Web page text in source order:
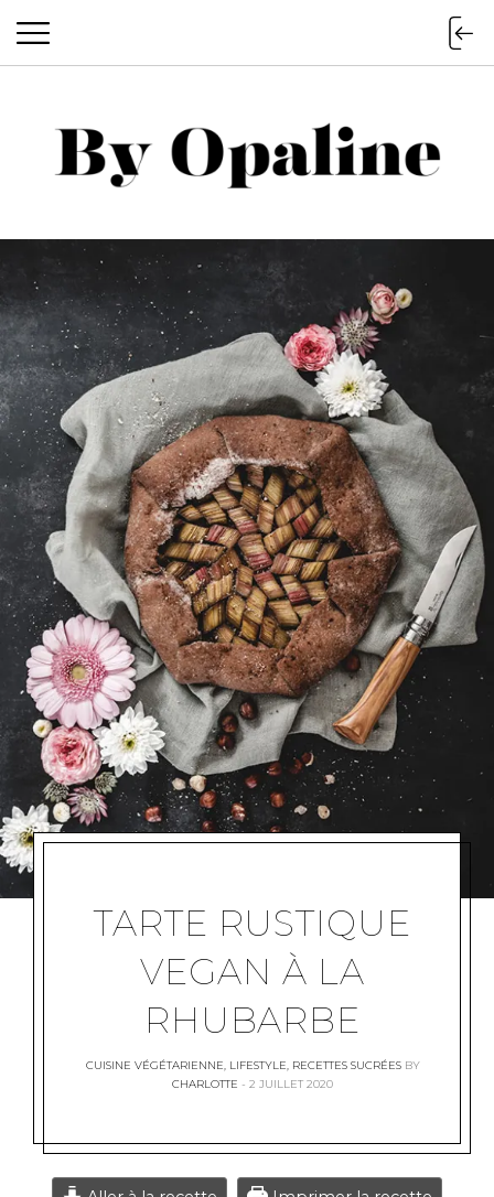
BY OPALINE
TARTE RUSTIQUE
VEGAN À LA
RHUBARBE
CUISINE VÉGÉTARIENNE LIFESTYLE RECETTES SUCRÉES BY
CHARLOTTE
2 JUILLET 2020